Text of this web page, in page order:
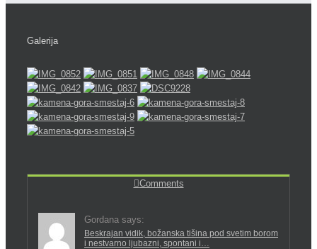
Galerija
Comments
Gordana says:
Beskrajan vidik, božanska tišina pod svetim borom
i nestvarno ljubazni, spontani i…